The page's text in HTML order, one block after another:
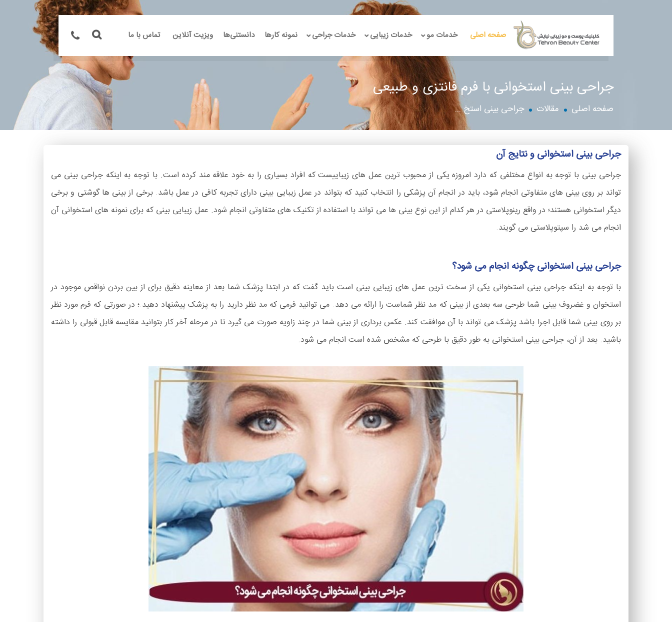
صفحه اصلی خدمات مو خدمات زیبایی خدمات جراحی نمونه کارها دانستنی‌ها ویزیت آنلاین تماس با ما
جراحی بینی استخوانی با فرم فانتزی و طبیعی
صفحه اصلی مقالات جراحی بینی استخ ...
جراحی بینی استخوانی و نتایج آن
جراحی بینی با توجه به انواع مختلفی که دارد امروزه یکی از محبوب ترین عمل های زیباییست که افراد بسیاری را به خود علاقه مند کرده است. با توجه به اینکه جراحی بینی می
تواند بر روی بینی های متفاوتی انجام شود، باید در انجام آن پزشکی را انتخاب کنید که بتواند در عمل زیبایی بینی دارای تجربه کافی در عمل باشد. برخی از بینی ها گوشتی و برخی
دیگر استخوانی هستند؛ در واقع رینوپلاستی در هر کدام از این نوع بینی ها می تواند با استفاده از تکنیک های متفاوتی انجام شود. عمل زیبایی بینی که برای نمونه های استخوانی آن
انجام می شد را سپتوپلاستی می گویند.
جراحی بینی استخوانی چگونه انجام می شود؟
با توجه به اینکه جراحی بینی استخوانی یکی از سخت ترین عمل های زیبایی بینی است باید گفت که در ابتدا پزشک شما بعد از معاینه دقیق برای از بین بردن نواقص موجود در
استخوان و غضروف بینی شما طرحی سه بعدی از بینی که مد نظر شماست را ارائه می دهد. می توانید فرمی که مد نظر دارید را به پزشک پیشنهاد دهید.؛ در صورتی که فرم مورد نظر
بر روی بینی شما قابل اجرا باشد پزشک می تواند با آن موافقت کند. عکس برداری از بینی شما در چند زاویه صورت می گیرد تا در مرحله آخر کار بتوانید مقایسه قابل قبولی را داشته
باشید. بعد از آن، جراحی بینی استخوانی به طور دقیق با طرحی که مشخص شده است انجام می شود.